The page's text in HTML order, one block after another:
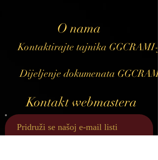
O nama
Kontaktirajte tajnika GGCRAMI-
Dijeljenje dokumenata GGCRAMI
Kontakt webmastera
Pridruži se našoj e-mail listi